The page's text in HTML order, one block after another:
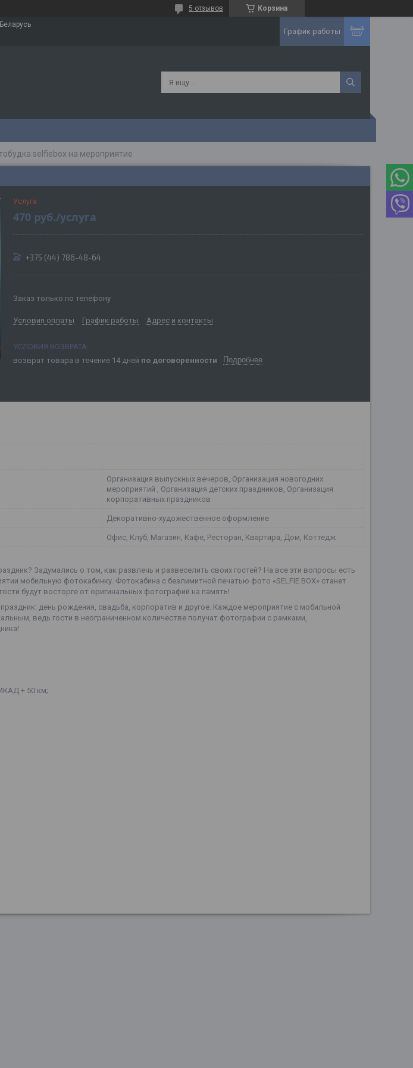
Корзина
5 отзывов
График работы
selfiebox на мероприятие
Услуга
470 руб./услуга
+375 (44) 786-48-64
Заказ только по телефону
Условия оплаты График работы Адрес и контакты
возврат товара в течение 14 дней по договоренности Подробнее
Организация выпускных вечеров, Организация новогодних
мероприятий , Организация детских праздников, Организация
корпоративных праздников
Декоративно-художественное оформление
Офис, Клуб, Магазин, Кафе, Ресторан, Квартира, Дом, Коттедж
Задумались о том, как развлечь и развеселить своих гостей? На все эти вопросы есть
мобильную фотокабинку. Фотокабина с безлимитной печатью фото «SELFIE BOX» станет
будут восторге от оригинальных фотографий на память!
день рождения, свадьба, корпоратив и другое. Каждое мероприятие с мобильной
ведь гости в неограниченном количестве получат фотографии с рамками,
+ 50 км;